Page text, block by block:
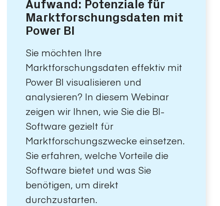
Aufwand: Potenziale für
Marktforschungsdaten mit
Power BI
Sie möchten Ihre
Marktforschungsdaten effektiv mit
Power BI visualisieren und
analysieren? In diesem Webinar
zeigen wir Ihnen, wie Sie die BI-
Software gezielt für
Marktforschungszwecke einsetzen.
Sie erfahren, welche Vorteile die
Software bietet und was Sie
benötigen, um direkt
durchzustarten.